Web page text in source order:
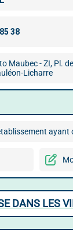
Maubec - ZI, Pl.
Licharre
ayant
DANS LES